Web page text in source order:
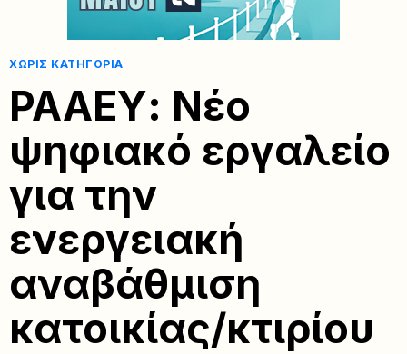
ΧΩΡΙΣ ΚΑΤΗΓΟΡΊΑ
ΡΑΑΕΥ: Νέο
ψηφιακό εργαλείο
για την
ενεργειακή
αναβάθμιση
κατοικίας/κτιρίου